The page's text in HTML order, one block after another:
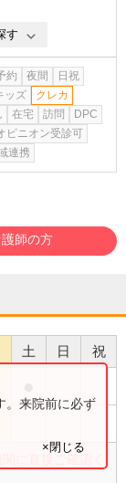
す
約 夜間
日祝
ッズ
クレカ
在宅 訪問
DPC
ピニオン受診可
連携
師の方
土 日 祝
に直接ご確認く
。来院前に必ず
×閉じる